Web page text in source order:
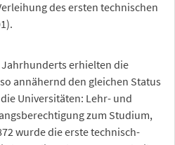
des ersten technischen
Jahrhunderts erhielten die
annähernd den gleichen Status
Universitäten: Lehr- und
zum Studium,
wurde die erste technisch-